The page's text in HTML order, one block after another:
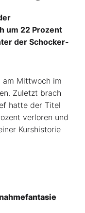
um 22 Prozent
der Schocker-
am Mittwoch im
Zuletzt brach
hatte der Titel
verloren und
Kurshistorie